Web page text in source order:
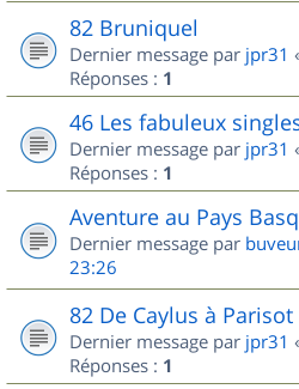
82 Bruniquel
Dernier message par jpr31
Réponses : 1
46 Les fabuleux
Dernier message par jpr31
Réponses : 1
Aventure au Pays
Dernier message par
23:26
82 De Caylus à Parisot
Dernier message par jpr31
Réponses : 1